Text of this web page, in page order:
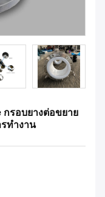
กรอบยางต่อขยาย
ทํางาน